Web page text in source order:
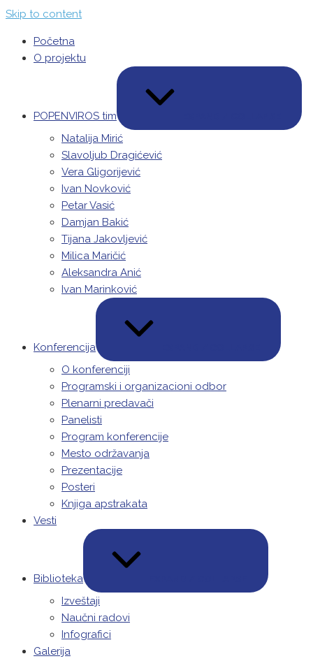
Skip to content
Početna
O projektu
POPENVIROS tim
Natalija Mirić
Slavoljub Dragićević
Vera Gligorijević
Ivan Novković
Petar Vasić
Damjan Bakić
Tijana Jakovljević
Milica Maričić
Aleksandra Anić
Ivan Marinković
Konferencija
O konferenciji
Programski i organizacioni odbor
Plenarni predavači
Panelisti
Program konferencije
Mesto održavanja
Prezentacije
Posteri
Knjiga apstrakata
Vesti
Biblioteka
Izveštaji
Naučni radovi
Infografici
Galerija